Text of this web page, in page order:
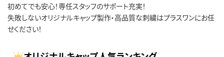
初めてでも安心！専任スタッフのサポート充実！
失敗しないオリジナルキャップ製作・高品質な刺繍はプラスワンにお任
せください！